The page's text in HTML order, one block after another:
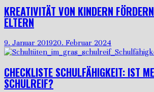
KREATIVITÄT VON KINDERN
ELTERN
9. Januar 201920. Februar 2024
CHECKLISTE SCHULFÄHIGKEIT: IST
SCHULREIF?